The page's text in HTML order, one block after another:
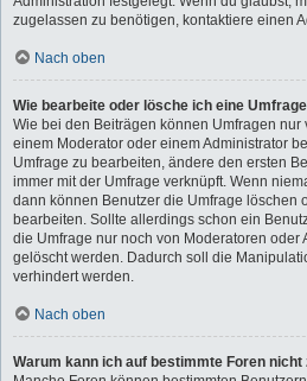
zugelassen zu benötigen, kontaktiere einen
Nach oben
Wie bearbeite oder lösche ich eine
Wie bei den Beiträgen können Umfragen nur
einem Moderator oder einem Administrator
Umfrage zu bearbeiten, ändere den ersten
immer mit der Umfrage verknüpft. Wenn
dann können Benutzer die Umfrage löschen
bearbeiten. Sollte allerdings schon ein
die Umfrage nur noch von Moderatoren oder
gelöscht werden. Dadurch soll die
verhindert werden.
Nach oben
Warum kann ich auf bestimmte Foren nicht